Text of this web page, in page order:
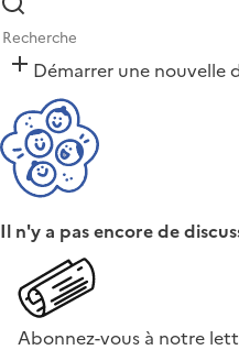
Démarrer une nouvelle
Il n'y a pas encore de
Abonnez-vous à notre